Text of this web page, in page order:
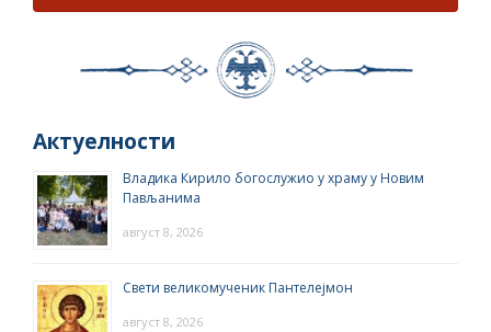
Актуелности
Владика Кирило богослужио у храму у Новим
Пављанима
август 8, 2026
Свети великомученик Пантелејмон
август 8, 2026